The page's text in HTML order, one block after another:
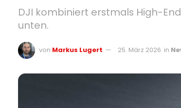
DJI kombiniert erstmals High-
unten.
von Markus Lugert 25. März 2026 in